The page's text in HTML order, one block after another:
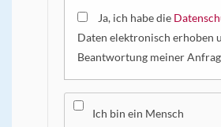
Ja, ich habe die
Daten elektronisch erhoben
Beantwortung meiner
Ich bin ein Mensch